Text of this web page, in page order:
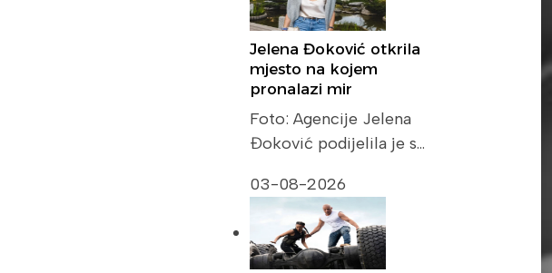
Jelena Đoković otkrila
mjesto na kojem
pronalazi mir
Foto: Agencije Jelena
Đoković podijelila je s…
03-08-2026